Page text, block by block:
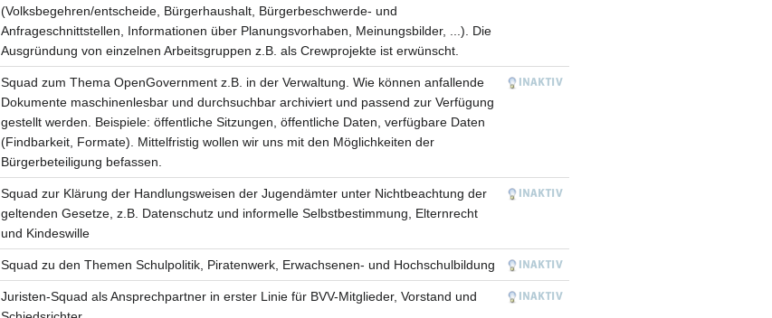
(Volksbegehren/entscheide, Bürgerhaushalt, Bürgerbeschwerde- und
Anfrageschnittstellen, Informationen über Planungsvorhaben, Meinungsbilder, ...). Die
Ausgründung von einzelnen Arbeitsgruppen z.B. als Crewprojekte ist erwünscht.
Squad zum Thema OpenGovernment z.B. in der Verwaltung. Wie können anfallende
Dokumente maschinenlesbar und durchsuchbar archiviert und passend zur Verfügung
gestellt werden. Beispiele: öffentliche Sitzungen, öffentliche Daten, verfügbare Daten
(Findbarkeit, Formate). Mittelfristig wollen wir uns mit den Möglichkeiten der
Bürgerbeteiligung befassen.
Squad zur Klärung der Handlungsweisen der Jugendämter unter Nichtbeachtung der
geltenden Gesetze, z.B. Datenschutz und informelle Selbstbestimmung, Elternrecht
und Kindeswille
Squad zu den Themen Schulpolitik, Piratenwerk, Erwachsenen- und Hochschulbildung
Juristen-Squad als Ansprechpartner in erster Linie für BVV-Mitglieder, Vorstand und